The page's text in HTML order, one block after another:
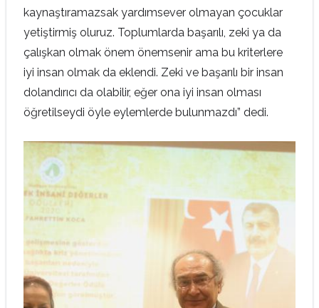
kaynaştıramazsak yardımsever olmayan çocuklar
yetiştirmiş oluruz. Toplumlarda başarılı, zeki ya da
çalışkan olmak önem önemsenir ama bu kriterlere
iyi insan olmak da eklendi. Zeki ve başarılı bir insan
dolandırıcı da olabilir, eğer ona iyi insan olması
öğretilseydi öyle eylemlerde bulunmazdı” dedi.